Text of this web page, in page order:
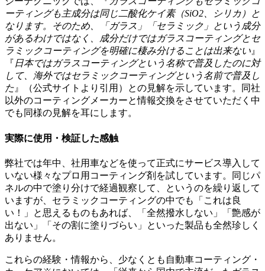
ーティングも主成分は同じ二酸化ケイ素（SiO2、シリカ）と
なります。そのため、「ガラス」「セラミック」という成分
があるわけではなく、成分だけではガラスコーティングとセ
ラミックコーティングを明確に棲み分けることは出来ない 』
『日本ではガラスコーティングという名称で普及したのに対
して、海外ではセラミックコーティングという名前で普及し
た 』（公式サイトより引用）との見解を示しています。同社
以外のコーティングメーカーと情報交換をさせていただく中
でも同様の見解を耳にします。
実際に使用・検証した感触
弊社では年中、社用車などを使って正式にサービス導入して
いない様々なプロ用コーティング剤を試しています。同じパ
ネルの中で塗り分けで経過観察して、というのを繰り返して
いますが、セラミックコーティングの中でも「これは良
い！」と思えるものもあれば、「全然撥水しない」「艶感が
出ない」「その割に塗りづらい」といった製品も全然珍しく
ありません。
これらの経験・情報から、少なくとも自動車コーティング・